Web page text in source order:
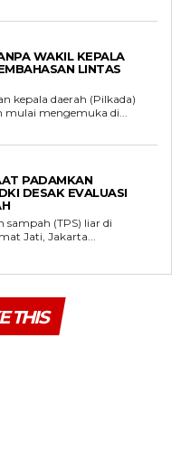
WAKIL KEPALA
LINTAS
kepala daerah (Pilkada)
mengemuka di...
PADAMKAN
DESAK EVALUASI
(TPS) liar di
Jati, Jakarta...
THIS